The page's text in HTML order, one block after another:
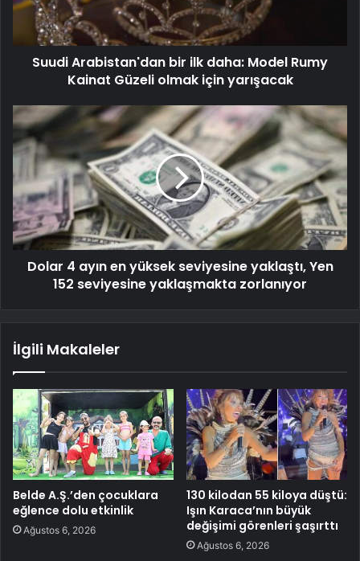
Suudi Arabistan'dan bir ilk daha: Model Rumy
Kainat Güzeli olmak için yarışacak
Dolar 4 ayın en yüksek seviyesine yaklaştı, Yen
152 seviyesine yaklaşmakta zorlanıyor
İlgili Makaleler
Belde A.Ş.’den çocuklara
eğlence dolu etkinlik
Ağustos 6, 2026
130 kilodan 55 kiloya düştü:
Işın Karaca’nın büyük
değişimi görenleri şaşırttı
Ağustos 6, 2026